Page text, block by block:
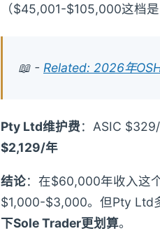
（$45,001-$105,000这档
📖 - Related: 2026年
Pty Ltd维护费：ASIC
$2,129/年
结论：在$60,000年收入这
$1,000-$3,000。但Pty
下Sole Trader更划算。